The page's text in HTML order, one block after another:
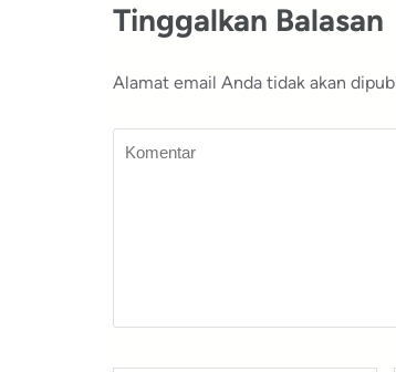
Tinggalkan Balasan
Alamat email Anda tidak akan
Komentar